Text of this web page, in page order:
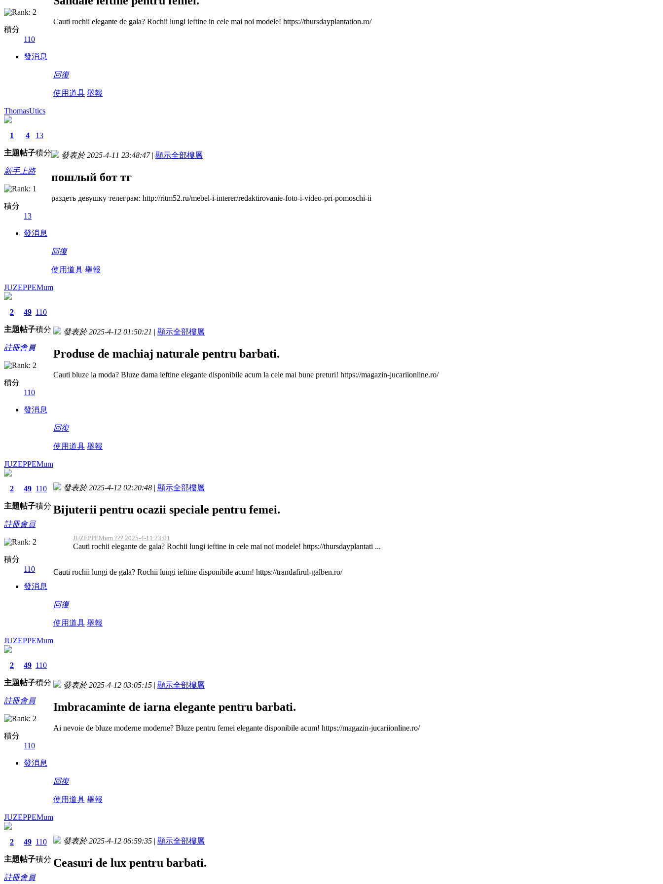
積分
110
發消息
Cauti rochii elegante de gala? Rochii lungi ieftine in cele mai noi modele! https://thursdayplantation.ro/
回復
使用道具 舉報
ThomasUtics
1
主題
4
帖子
13
積分
新手上路
積分
13
發消息
發表於 2025-4-11 23:48:47 | 顯示全部樓層
пошлый бот тг
раздеть девушку телеграм: http://ritm52.ru/mebel-i-interer/redaktirovanie-foto-i-video-pri-pomoschi-ii
回復
使用道具 舉報
JUZEPPEMum
2
主題
49
帖子
110
積分
註冊會員
積分
110
發消息
發表於 2025-4-12 01:50:21 | 顯示全部樓層
Produse de machiaj naturale pentru barbati.
Cauti bluze la moda? Bluze dama ieftine elegante disponibile acum la cele mai bune preturi! https://magazin-jucariionline.ro/
回復
使用道具 舉報
JUZEPPEMum
2
主題
49
帖子
110
積分
註冊會員
積分
110
發消息
發表於 2025-4-12 02:20:48 | 顯示全部樓層
Bijuterii pentru ocazii speciale pentru femei.
JUZEPPEMum ??? 2025-4-11 23:01
Cauti rochii elegante de gala? Rochii lungi ieftine in cele mai noi modele! https://thursdayplantati ...
Cauti rochii lungi de gala? Rochii lungi ieftine disponibile acum! https://trandafirul-galben.ro/
回復
使用道具 舉報
JUZEPPEMum
2
主題
49
帖子
110
積分
註冊會員
積分
110
發消息
發表於 2025-4-12 03:05:15 | 顯示全部樓層
Imbracaminte de iarna elegante pentru barbati.
Ai nevoie de bluze moderne moderne? Bluze pentru femei elegante disponibile acum! https://magazin-jucariionline.ro/
回復
使用道具 舉報
JUZEPPEMum
2
主題
49
帖子
110
積分
註冊會員
發表於 2025-4-12 06:59:35 | 顯示全部樓層
Ceasuri de lux pentru barbati.